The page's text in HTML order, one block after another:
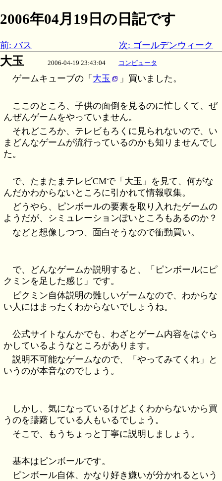
2006年04月19日の日記です
前: バス 次: ゴールデンウィーク
大玉 2006-04-19 23:43:04 コンピュータ
ゲームキューブの「 大玉 」買いました。
ここのところ、子供の面倒を見るのに忙しくて、ぜ
んぜんゲームをやっていません。
それどころか、テレビもろくに見られないので、い
まどんなゲームが流行っているのかも知りませんでし
た。
で、たまたまテレビCMで「大玉」を見て、何がな
んだかわからないところに引かれて情報収集。
どうやら、ピンボールの要素を取り入れたゲームの
ようだが、シミュレーションぽいところもあるのか？
などと想像しつつ、面白そうなので衝動買い。
で、どんなゲームか説明すると、「ピンボールにピ
クミンを足した感じ」です。
ピクミン自体説明の難しいゲームなので、わからな
い人にはまったくわからないでしょうね。
公式サイトなんかでも、わざとゲーム内容をはぐら
かしているようなところがあります。
説明不可能なゲームなので、「やってみてくれ」と
いうのが本音なのでしょう。
しかし、気になっているけどよくわからないから買
うのを躊躇している人もいるでしょう。
そこで、もうちょっと丁寧に説明しましょう。
基本はピンボールです。
ピンボール自体、かなり好き嫌いが分かれるという